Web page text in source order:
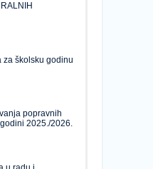
za školsku godinu
popravnih
2025./2026.
u radu i